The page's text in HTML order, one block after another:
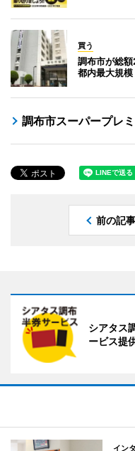
買う
調布市が総
都内最大規模
調布市スーパープレ
前の記事
シアタス
ービス提
イン